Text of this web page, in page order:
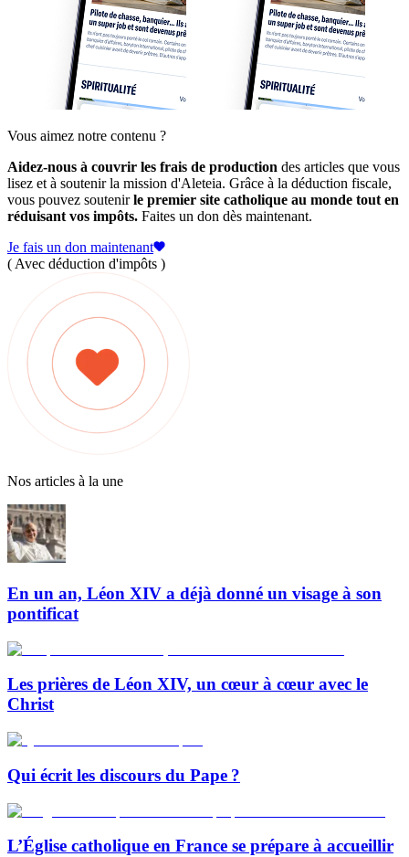
Vous aimez notre contenu ?
Aidez-nous à couvrir les frais de production des articles que vous
lisez et à soutenir la mission d'Aleteia. Grâce à la déduction fiscale,
vous pouvez soutenirle premier site catholique au monde tout en
réduisant vos impôts. Faites un don dès maintenant.
Je fais un don maintenant
( Avec déduction d'impôts )
Nos articles à la une
En un an, Léon XIV a déjà donné un visage à son
pontificat
Les prières de Léon XIV, un cœur à cœur avec le
Christ
Qui écrit les discours du Pape ?
L’Église catholique en France se prépare à accueillir